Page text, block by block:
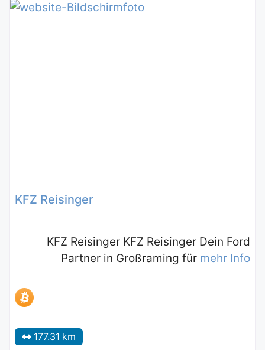
KFZ Reisinger
KFZ Reisinger KFZ Reisinger Dein Ford
Partner in Großraming für mehr Info
177.31 km